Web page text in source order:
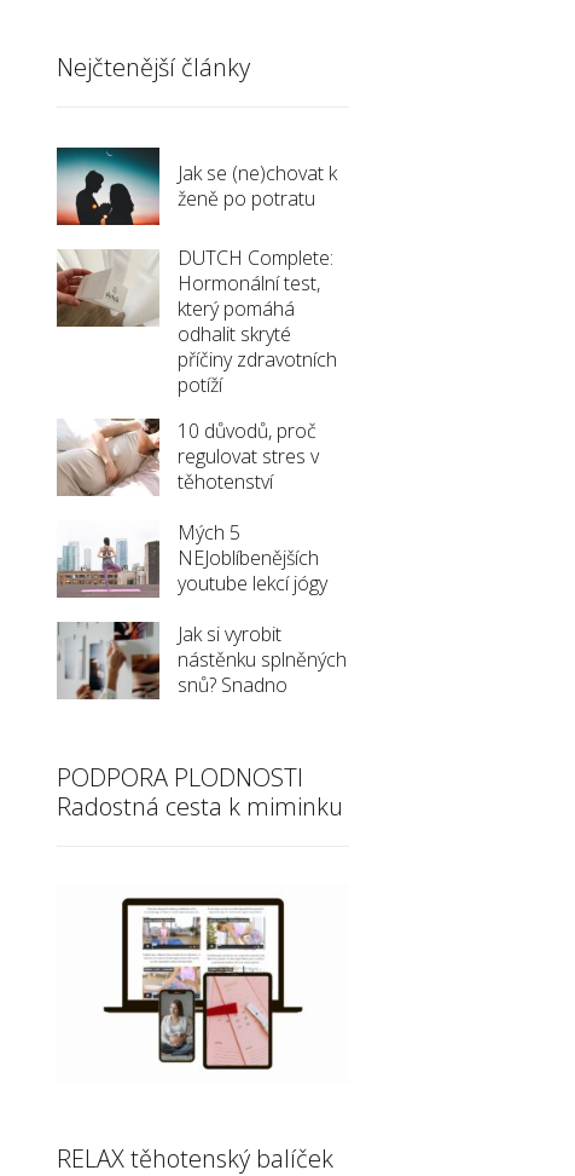
Nejčtenější články
Jak se (ne)chovat k
ženě po potratu
DUTCH Complete:
Hormonální test,
který pomáhá
odhalit skryté
příčiny zdravotních
potíží
10 důvodů, proč
regulovat stres v
těhotenství
Mých 5
NEJoblíbenějších
youtube lekcí jógy
Jak si vyrobit
nástěnku splněných
snů? Snadno
PODPORA PLODNOSTI
Radostná cesta k miminku
RELAX těhotenský balíček